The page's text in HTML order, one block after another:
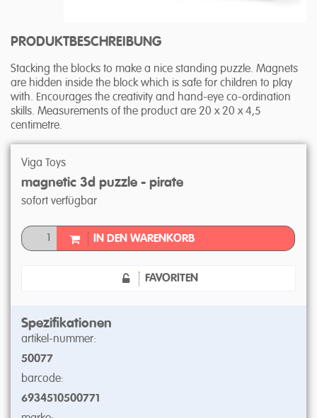
PRODUKTBESCHREIBUNG
Stacking the blocks to make a nice standing puzzle. Magnets
are hidden inside the block which is safe for children to play
with. Encourages the creativity and hand-eye co-ordination
skills. Measurements of the product are 20 x 20 x 4,5
centimetre.
Viga Toys
magnetic 3d puzzle - pirate
sofort verfügbar
IN DEN WARENKORB
FAVORITEN
Spezifikationen
artikel-nummer:
50077
barcode:
6934510500771